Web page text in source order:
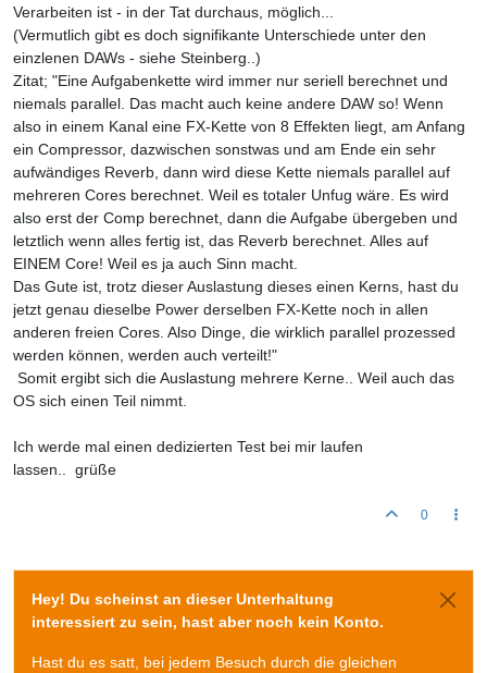
Verarbeiten ist - in der Tat durchaus, möglich...
(Vermutlich gibt es doch signifikante Unterschiede unter den
einzlenen DAWs - siehe Steinberg..)
Zitat; "Eine Aufgabenkette wird immer nur seriell berechnet und
niemals parallel. Das macht auch keine andere DAW so! Wenn
also in einem Kanal eine FX-Kette von 8 Effekten liegt, am Anfang
ein Compressor, dazwischen sonstwas und am Ende ein sehr
aufwändiges Reverb, dann wird diese Kette niemals parallel auf
mehreren Cores berechnet. Weil es totaler Unfug wäre. Es wird
also erst der Comp berechnet, dann die Aufgabe übergeben und
letztlich wenn alles fertig ist, das Reverb berechnet. Alles auf
EINEM Core! Weil es ja auch Sinn macht.
Das Gute ist, trotz dieser Auslastung dieses einen Kerns, hast du
jetzt genau dieselbe Power derselben FX-Kette noch in allen
anderen freien Cores. Also Dinge, die wirklich parallel prozessed
werden können, werden auch verteilt!"
Somit ergibt sich die Auslastung mehrere Kerne.. Weil auch das
OS sich einen Teil nimmt.
Ich werde mal einen dedizierten Test bei mir laufen
lassen.. grüße
0
Hey! Du scheinst an dieser Unterhaltung
interessiert zu sein, hast aber noch kein Konto.
Hast du es satt, bei jedem Besuch durch die gleichen